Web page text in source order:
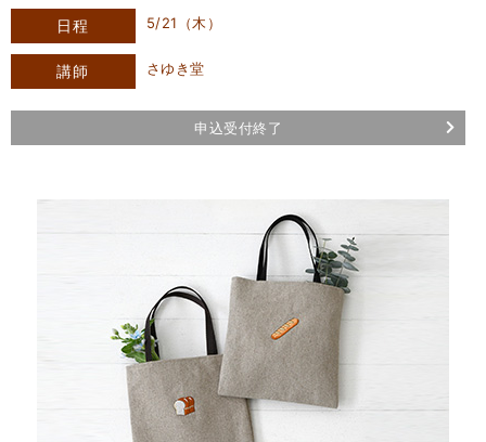
日程 5/21（木）
講師 さゆき堂
申込受付終了